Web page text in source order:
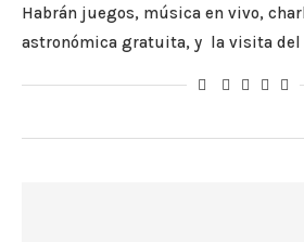
Habrán juegos, música en vivo,
astronómica gratuita, y la visita del